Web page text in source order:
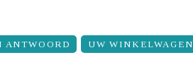
ANTWOORD UW WINKELWAGEN